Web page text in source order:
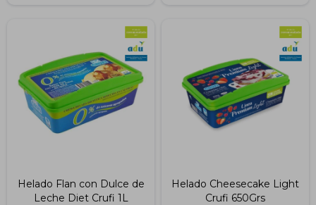
Helado Flan con Dulce de
Leche Diet Crufi 1L
Helado Cheesecake Light
Crufi 650Grs